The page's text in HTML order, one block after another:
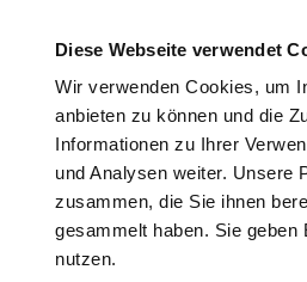
Diese Webseite verwendet
Wir verwenden Cookies, um
anbieten zu können und die
Informationen zu Ihrer
und Analysen weiter. Unsere
zusammen, die Sie ihnen
gesammelt haben. Sie
nutzen.